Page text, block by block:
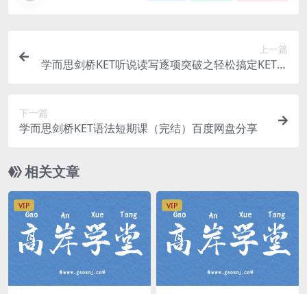
上一篇
学而思剑桥KET听说读写逐项突破之轻松搞定KET口
下一篇
学而思剑桥KET语法短期课（完结）百度网盘分享
相关文章
VIP VIP